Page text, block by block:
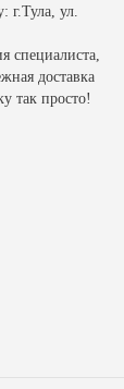
г.Тула, ул.
специалиста,
доставка
так просто!